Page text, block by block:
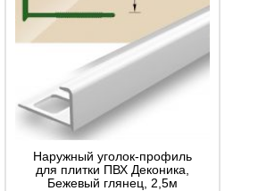
Наружный уголок-профиль
для плитки ПВХ Деконика,
Бежевый глянец, 2,5м